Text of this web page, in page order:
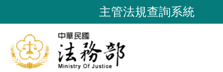
到
要
內
主管法規查詢系統